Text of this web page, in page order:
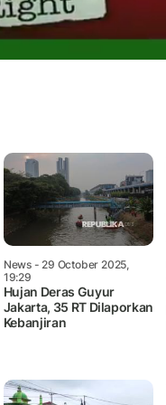
News- 29 October 2025,
19:29
Hujan Deras Guyur
Jakarta, 35 RT Dilaporkan
Kebanjiran